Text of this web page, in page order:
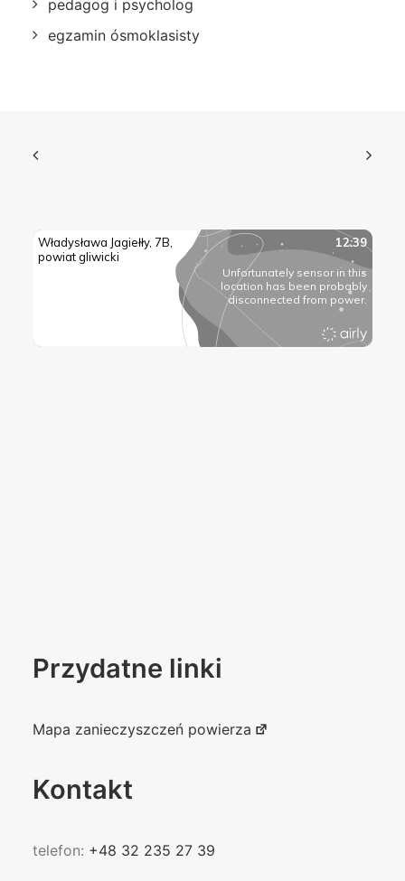
pedagog i psycholog
egzamin ósmoklasisty
Przydatne linki
Mapa zanieczyszczeń powierza
Kontakt
telefon: +48 32 235 27 39